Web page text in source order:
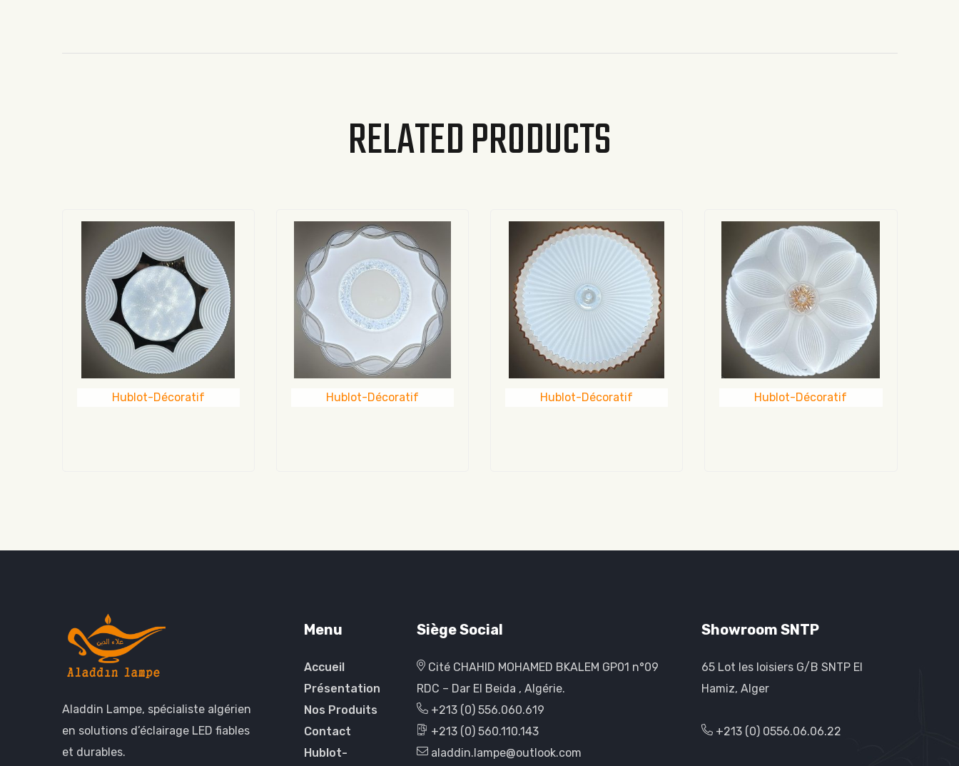
RELATED PRODUCTS
Hublot-Décoratif Hublot-Décoratif Hublot-Décoratif Hublot-Décoratif
Aladdin Lampe, spécialiste algérien
en solutions d’éclairage LED fiables
et durables.
Menu
Accueil
Présentation
Nos Produits
Contact
Hublot-
Siège Social
Cité CHAHID MOHAMED BKALEM GP01 n°09
RDC – Dar El Beida , Algérie.
+213 (0) 556.060.619
+213 (0) 560.110.143
aladdin.lampe@outlook.com
Showroom SNTP
65 Lot les loisiers G/B SNTP El
Hamiz, Alger
+213 (0) 0556.06.06.22